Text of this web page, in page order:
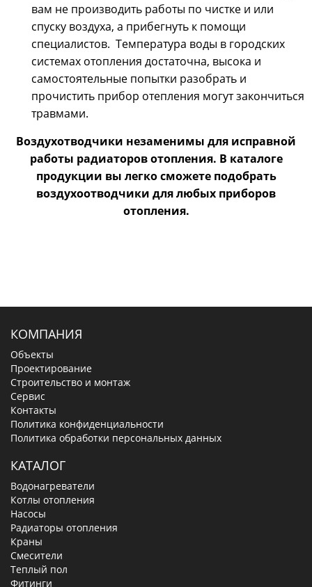
вам не производить работы по чистке и или
спуску воздуха, а прибегнуть к помощи
специалистов. Температура воды в городских
системах отопления достаточна, высока и
самостоятельные попытки разобрать и
прочистить прибор отепления могут закончиться
травмами.
Воздухотводчики незаменимы для исправной
работы радиаторов отопления. В каталоге
продукции вы легко сможете подобрать
воздухоотводчики для любых приборов
отопления.
КОМПАНИЯ
Объекты
Проектирование
Строительство и монтаж
Сервис
Контакты
Политика конфиденциальности
Политика обработки персональных данных
КАТАЛОГ
Водонагреватели
Котлы отопления
Насосы
Радиаторы отопления
Краны
Смесители
Теплый пол
Фитинги